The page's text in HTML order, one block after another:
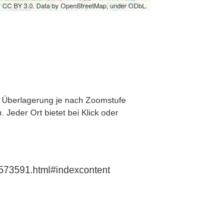
BY 3.0. Data by OpenStreetMap, under ODbL.
je nach Zoomstufe
Jeder Ort bietet bei Klick oder